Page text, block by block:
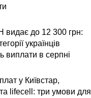
до 12 300 грн:
українців
виплати в серпні
у Київстар,
lifecell: три умови для